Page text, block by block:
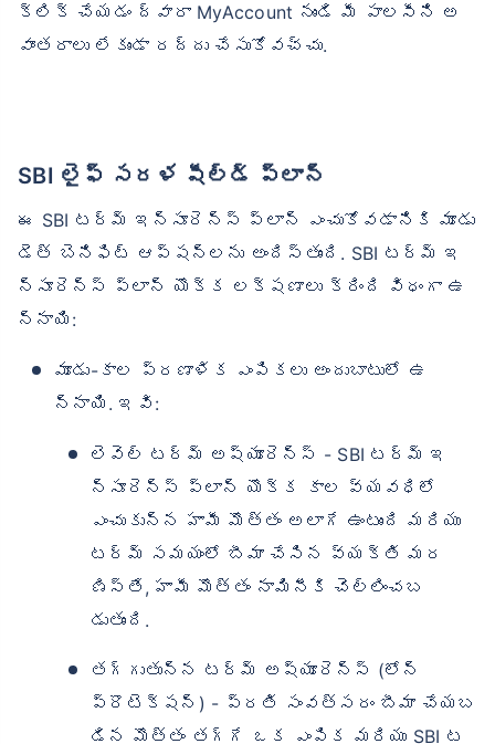
క్లిక్ చేయడం ద్వారా MyAccount నుండి మీ పాలసీని అ
వాంతరాలు లేకుండా రద్దు చేసుకోవచ్చు.
SBI లైఫ్ సరళ షీల్డ్ ప్లాన్
ఈ SBI టర్మ్ ఇన్సూరెన్స్ ప్లాన్ ఎంచుకోవడానికి మూడు
డెత్ బెనిఫిట్ ఆప్షన్‌లను అందిస్తుంది. SBI టర్మ్ ఇ
న్సూరెన్స్ ప్లాన్ యొక్క లక్షణాలు క్రింది విధంగా ఉ
న్నాయి:
మూడు-కాల ప్రణాళిక ఎంపికలు అందుబాటులో ఉ
న్నాయి. ఇవి:
లెవెల్ టర్మ్ అష్యూరెన్స్ - SBI టర్మ్ ఇ
న్సూరెన్స్ ప్లాన్ యొక్క కాల వ్యవధిలో
ఎంచుకున్న హామీ మొత్తం అలాగే ఉంటుంది మరియు
టర్మ్ సమయంలో బీమా చేసిన వ్యక్తి మర
ణిస్తే, హామీ మొత్తం నామినీకి చెల్లించబ
డుతుంది.
తగ్గుతున్న టర్మ్ అష్యూరెన్స్ (లోన్
ప్రొటెక్షన్) - ప్రతి సంవత్సరం బీమా చేయబ
డిన మొత్తం తగ్గే ఒక ఎంపిక మరియు SBI ట